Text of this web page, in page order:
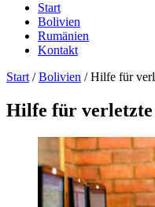
Start
Bolivien
Rumänien
Kontakt
Start / Bolivien /Hilfe für
Hilfe für verletzte